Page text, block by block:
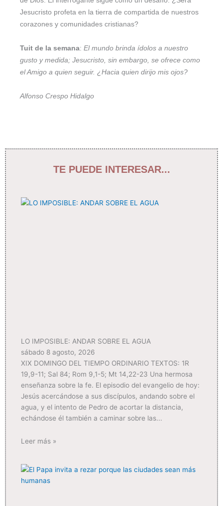
Jesucristo profeta en la tierra de compartida de nuestros
corazones y comunidades cristianas?
Tuit de la semana: El mundo brinda ídolos a nuestro
gusto y medida; Jesucristo, sin embargo, se ofrece como
el Amigo a quien seguir. ¿Hacia quien dirijo mis ojos?
Alfonso Crespo Hidalgo
TE PUEDE INTERESAR...
LO IMPOSIBLE: ANDAR SOBRE EL AGUA
sábado 8 agosto, 2026
XIX DOMINGO DEL TIEMPO ORDINARIO TEXTOS: 1R
19,9-11; Sal 84; Rom 9,1-5; Mt 14,22-23 Una hermosa
enseñanza sobre la fe. El episodio del evangelio de hoy:
Jesús acercándose a sus discípulos, andando sobre el
agua, y el intento de Pedro de acortar la distancia,
echándose él también a caminar sobre las
Leer más »